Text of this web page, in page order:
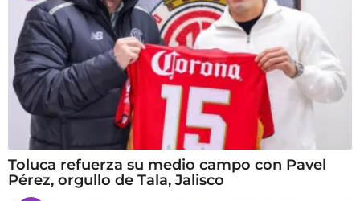
Toluca refuerza su medio campo con Pavel
Pérez, orgullo de Tala, Jalisco